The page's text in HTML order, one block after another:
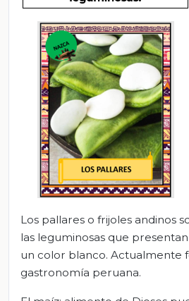
Los pallares o frijoles andinos
las leguminosas que
un color blanco. Actualmente
gastronomía peruana.